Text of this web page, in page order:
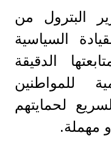
البترول من
السياسية
الدقيقة
للمواطنين
لحمايتهم
مهملة.